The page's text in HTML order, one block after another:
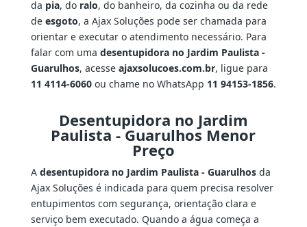
da pia, do ralo, do banheiro, da cozinha ou da rede
de esgoto, a Ajax Soluções pode ser chamada para
orientar e executar o atendimento necessário. Para
falar com uma desentupidora no Jardim Paulista -
Guarulhos, acesse ajaxsolucoes.com.br, ligue para
11 4114-6060ou chame no WhatsApp 11 94153-1856.
Desentupidora no Jardim
Paulista - Guarulhos Menor
Preço
A desentupidora no Jardim Paulista - Guarulhosda
Ajax Soluções é indicada para quem precisa resolver
entupimentos com segurança, orientação clara e
serviço bem executado. Quando a água começa a